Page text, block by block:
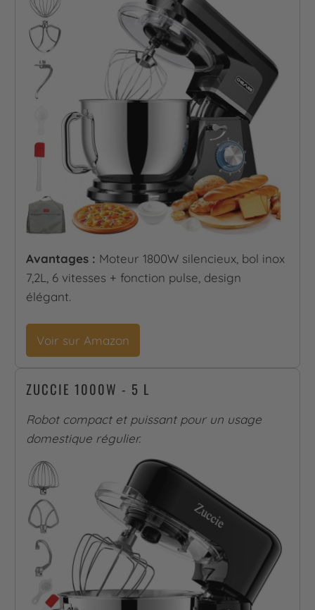
Avantages : Moteur 1800W silencieux, bol inox
7,2L, 6 vitesses + fonction pulse, design
élégant.
Voir sur Amazon
ZUCCIE 1000W - 5 L
Robot compact et puissant pour un usage
domestique régulier.